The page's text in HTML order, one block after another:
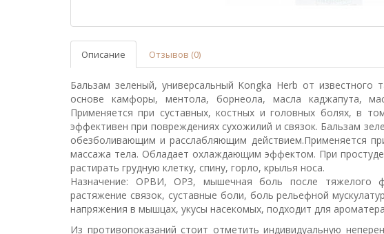
Описание Отзывов (0)
Бальзам зеленый, универсальный Kongka Herb от известного
основе камфоры, ментола, борнеола, масла каджапута,
Применяется при суставных, костных и головных болях, в
эффективен при повреждениях сухожилий и связок. Бальзам
обезболивающим и расслабляющим действием.Применяется
массажа тела. Обладает охлаждающим эффектом. При
растирать грудную клетку, спину, горло, крылья носа.
Назначение: ОРВИ, ОРЗ, мышечная боль после тяжелого
растяжение связок, суставные боли, боль рельефной
напряжения в мышцах, укусы насекомых, подходит для
Из противопоказаний стоит отметить индивидуальную